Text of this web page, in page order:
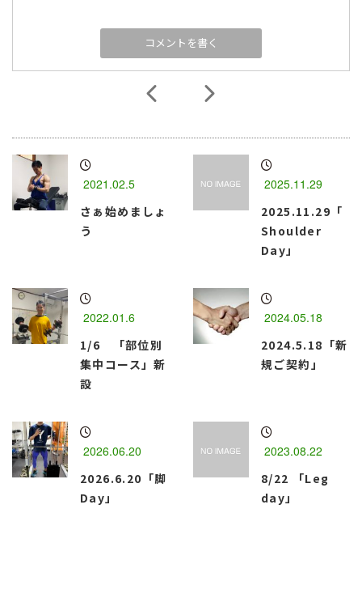
2021.02.5
さぁ始めましょ
う
2025.11.29
2025.11.29「
Shoulder
Day」
2022.01.6
1/6 「部位別
集中コース」新
設
2024.05.18
2024.5.18「新
規ご契約」
2026.06.20
2026.6.20「脚
Day」
2023.08.22
8/22 「Leg
day」